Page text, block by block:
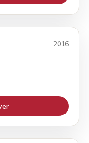
2016